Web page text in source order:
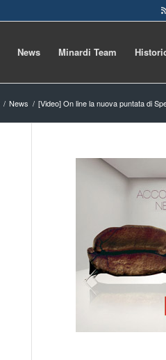
News Minardi Team
/ News / [Video] On line la nuova puntata di